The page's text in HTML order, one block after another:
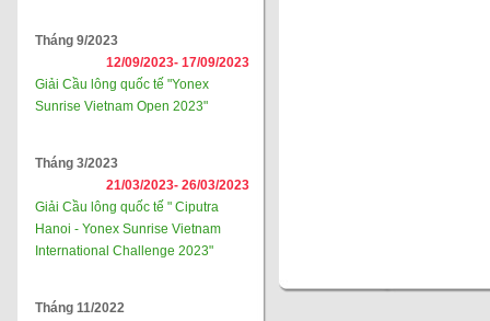
Tháng 9/2023
12/09/2023- 17/09/2023
Giải Cầu lông quốc tế "Yonex
Sunrise Vietnam Open 2023"
Tháng 3/2023
21/03/2023- 26/03/2023
Giải Cầu lông quốc tế " Ciputra
Hanoi - Yonex Sunrise Vietnam
International Challenge 2023"
Tháng 11/2022